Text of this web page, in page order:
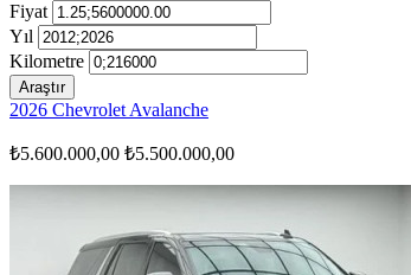
Fiyat
Yıl
Kilometre
Araştır
2026 Chevrolet Avalanche
₺5.600.000,00 ₺5.500.000,00